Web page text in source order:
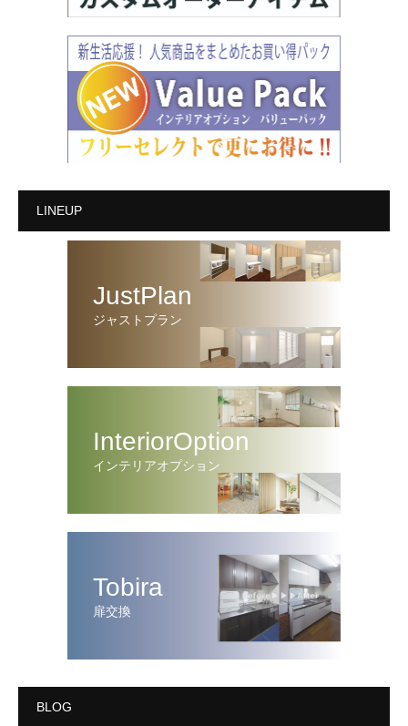
LINEUP
JustPlan
ジャストプラン
InteriorOption
インテリアオプション
Tobira
扉交換
BLOG